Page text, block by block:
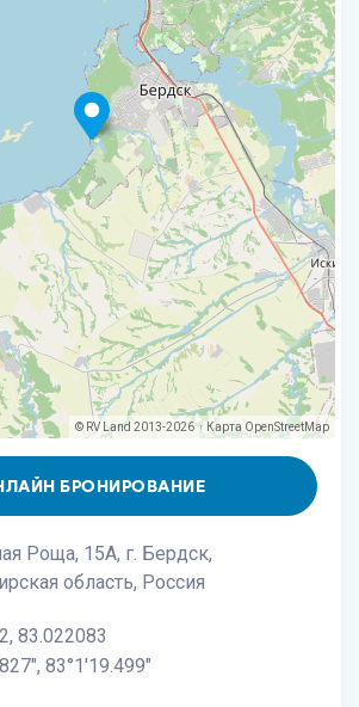
© RV Land 2013-2026 | Карта OpenStreetMap
БРОНИРОВАНИЕ
Роща, 15А, г. Бердск,
область, Россия
83.022083
83°1'19.499"